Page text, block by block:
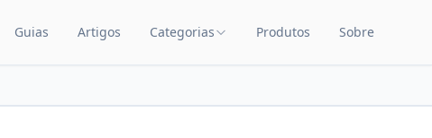
Guias Artigos Categorias
Carrinhos de Bebê
Produtos Sobre